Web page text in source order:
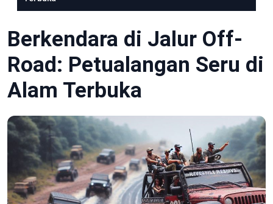
Berkendara di Jalur Off-
Road: Petualangan Seru di
Alam Terbuka